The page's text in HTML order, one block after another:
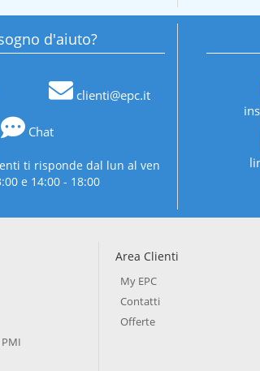
d'aiuto?
clienti@epc.it
Chat
ti risponde dal lun al ven
e 14:00 - 18:00
Area Clienti
My EPC
Contatti
Offerte